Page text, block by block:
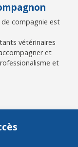
de compagnie est
vétérinaires
et
et